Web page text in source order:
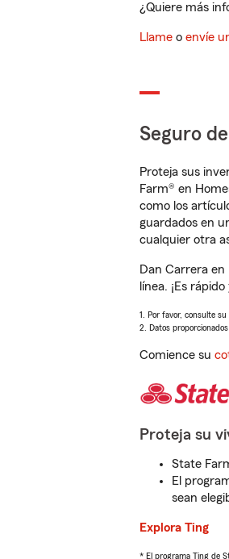
¿Quiere más
Llame o envíe
Seguro
Proteja sus
Farm® en
como los
guardados en
cualquier otra
Dan Carrera
línea. ¡Es
1. Por favor, consulte
2. Datos
Comience su
Proteja su
State
El
sean
Explora Ting
* El programa Ting de